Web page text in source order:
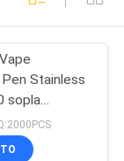
de
Stainless
sopla
E